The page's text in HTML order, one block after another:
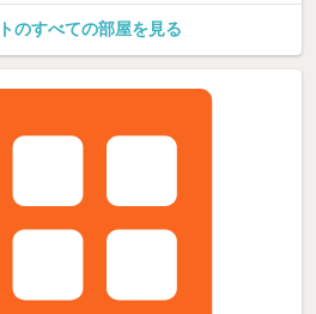
のすべての部屋を見る